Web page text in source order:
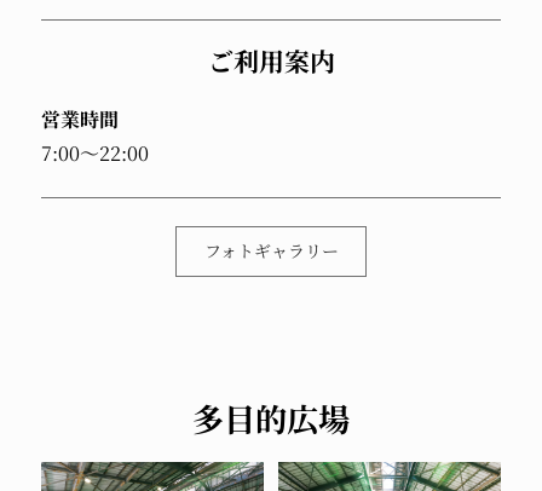
ご利用案内
営業時間
7:00～22:00
フォトギャラリー
多目的広場